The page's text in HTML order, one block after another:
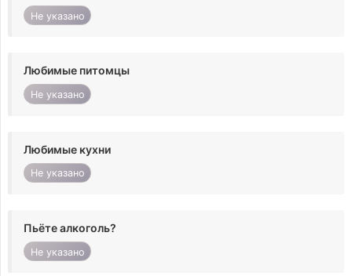
Не указано
Любимые питомцы
Не указано
Любимые кухни
Не указано
Пьёте алкоголь?
Не указано